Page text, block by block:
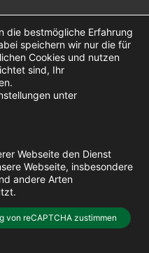
Gehege e. V. • Layout:
mitWordPress
die bestmögliche Erfahrung
speichern wir nur die für
Cookies und nutzen
sind, Ihr
unter
Webseite den Dienst
Webseite, insbesondere
andere Arten
von reCAPTCHA zustimmen